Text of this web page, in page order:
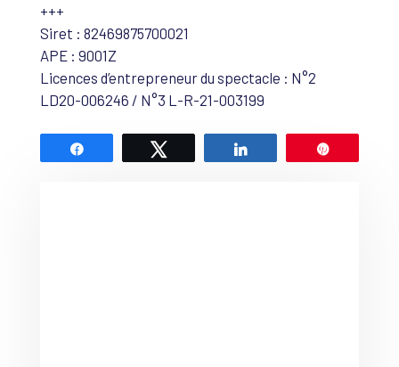
+++
Siret : 82469875700021
APE : 9001Z
Licences d’entrepreneur du spectacle : N°2
LD20-006246 / N°3 L-R-21-003199